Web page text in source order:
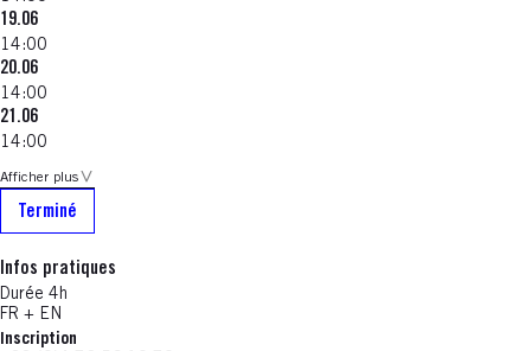
19.06
14:00
20.06
14:00
21.06
14:00
Afficher plus
Terminé
Infos pratiques
Durée 4h
FR + EN
Inscription